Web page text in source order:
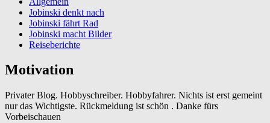
Jobinski denkt nach
Jobinski fährt Rad
Jobinski macht Bilder
Reiseberichte
Motivation
Privater Blog. Hobbyschreiber. Hobbyfahrer. Nichts ist erst gemeint
nur das Wichtigste. Rückmeldung ist schön . Danke fürs
Vorbeischauen